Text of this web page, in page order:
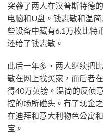
突袭了两人在汉普斯特德
电脑和U盘。钱志敏和温
些设备中藏有6.1万枚比特
还给了钱志敏。
此后一年多，两人继续把
敏在网上找买家，而后者
得40万英镑。温简的反侦
控的场所碰头。有了现金
在迪拜和意大利物色公寓
宝。